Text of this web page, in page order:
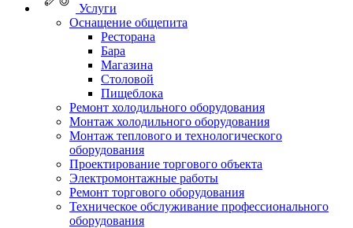
Услуги
Оснащение общепита
Ресторана
Бара
Магазина
Столовой
Пищеблока
Ремонт холодильного оборудования
Монтаж холодильного оборудования
Монтаж теплового и технологического
оборудования
Проектирование торгового объекта
Электромонтажные работы
Ремонт торгового оборудования
Техническое обслуживание профессионального
оборудования